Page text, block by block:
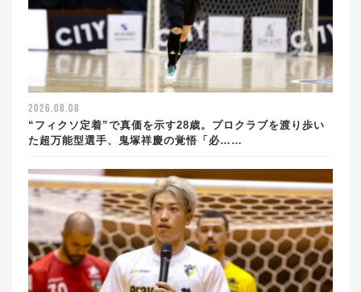
2026.08.08
“フィクソ定着”で真価を示す28歳。プロクラブを渡り歩い
た超万能型選手、鬼塚祥慶の覚悟「必……